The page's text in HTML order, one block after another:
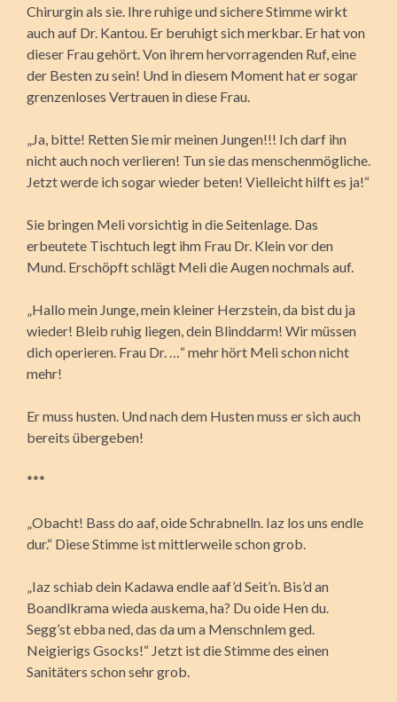
Chirurgin als sie. Ihre ruhige und sichere Stimme wirkt
auch auf Dr. Kantou. Er beruhigt sich merkbar. Er hat von
dieser Frau gehört. Von ihrem hervorragenden Ruf, eine
der Besten zu sein! Und in diesem Moment hat er sogar
grenzenloses Vertrauen in diese Frau.
„Ja, bitte! Retten Sie mir meinen Jungen!!! Ich darf ihn
nicht auch noch verlieren! Tun sie das menschenmögliche.
Jetzt werde ich sogar wieder beten! Vielleicht hilft es ja!“
Sie bringen Meli vorsichtig in die Seitenlage. Das
erbeutete Tischtuch legt ihm Frau Dr. Klein vor den
Mund. Erschöpft schlägt Meli die Augen nochmals auf.
„Hallo mein Junge, mein kleiner Herzstein, da bist du ja
wieder! Bleib ruhig liegen, dein Blinddarm! Wir müssen
dich operieren. Frau Dr. …“ mehr hört Meli schon nicht
mehr!
Er muss husten. Und nach dem Husten muss er sich auch
bereits übergeben!
***
„Obacht! Bass do aaf, oide Schrabnelln. Iaz los uns endle
dur.“ Diese Stimme ist mittlerweile schon grob.
„Iaz schiab dein Kadawa endle aaf’d Seit’n. Bis’d an
Boandlkrama wieda auskema, ha? Du oide Hen du.
Segg’st ebba ned, das da um a Menschnlem ged.
Neigierigs Gsocks!“ Jetzt ist die Stimme des einen
Sanitäters schon sehr grob.